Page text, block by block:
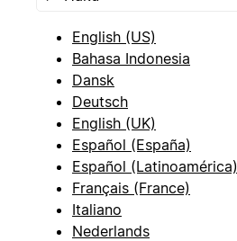
English (US)
Bahasa Indonesia
Dansk
Deutsch
English (UK)
Español (España)
Español (Latinoamérica)
Français (France)
Italiano
Nederlands